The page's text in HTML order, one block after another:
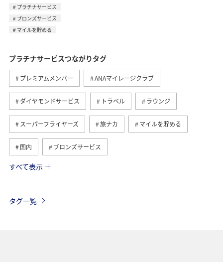
プラチナサービス
ブロンズサービス
マイルを貯める
プラチナサービスつながりタグ
プレミアムメンバー ANAマイレージクラブ
ダイヤモンドサービス トラベル ラウンジ
スーパーフライヤーズ 旅ナカ マイルを貯める
国内 ブロンズサービス
海外
すべて表示
タグ一覧